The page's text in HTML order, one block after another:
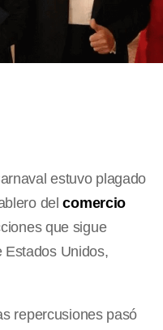
estuvo plagado
delcomercio
que sigue
Estados Unidos,
repercusiones pasó